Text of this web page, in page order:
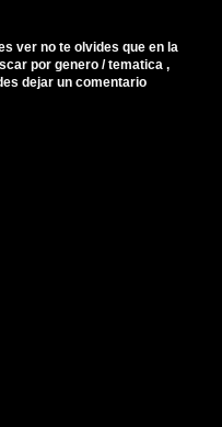
ver no te olvides que en la
por genero / tematica ,
dejar un comentario